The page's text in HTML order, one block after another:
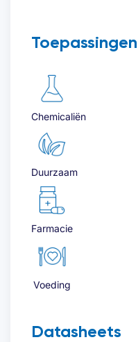
Toepassingen
Chemicaliën
Duurzaam
Farmacie
Voeding
Datasheets